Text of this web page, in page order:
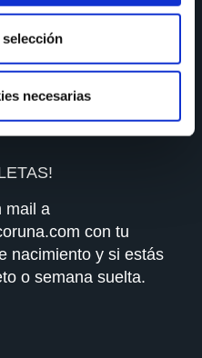
necesarias
segundo hermano y
tarifa general; Hermano
a pasar un verano
mail a
con tu
nacimiento y si estás
o semana suelta.